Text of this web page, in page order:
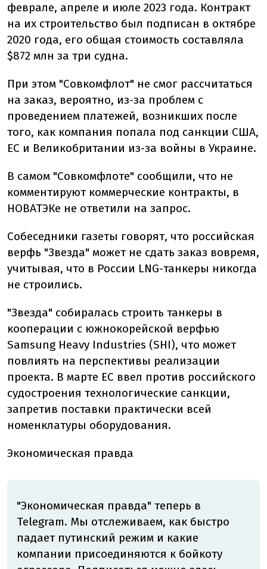
феврале, апреле и июле 2023 года. Контракт
на их строительство был подписан в октябре
2020 года, его общая стоимость составляла
$872 млн за три судна.
При этом "Совкомфлот" не смог рассчитаться
на заказ, вероятно, из-за проблем с
проведением платежей, возникших после
того, как компания попала под санкции США,
ЕС и Великобритании из-за войны в Украине.
В самом "Совкомфлоте" сообщили, что не
комментируют коммерческие контракты, в
НОВАТЭКе не ответили на запрос.
Собеседники газеты говорят, что российская
верфь "Звезда" может не сдать заказ вовремя,
учитывая, что в России LNG-танкеры никогда
не строились.
"Звезда" собиралась строить танкеры в
кооперации с южнокорейской верфью
Samsung Heavy Industries (SHI), что может
повлиять на перспективы реализации
проекта. В марте ЕС ввел против российского
судостроения технологические санкции,
запретив поставки практически всей
номенклатуры оборудования.
Экономическая правда
"Экономическая правда" теперь в
Telegram. Мы отслеживаем, как быстро
падает путинский режим и какие
компании присоединяются к бойкоту